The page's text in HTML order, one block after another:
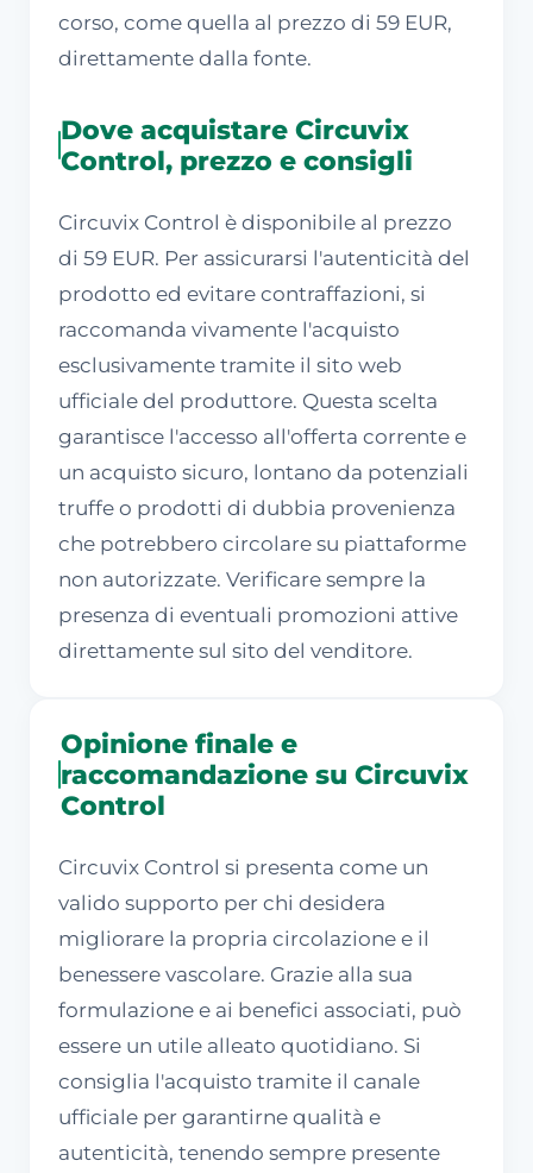
corso, come quella al prezzo di 59 EUR,
direttamente dalla fonte.
Dove acquistare Circuvix
Control, prezzo e consigli
Circuvix Control è disponibile al prezzo
di 59 EUR. Per assicurarsi l'autenticità del
prodotto ed evitare contraffazioni, si
raccomanda vivamente l'acquisto
esclusivamente tramite il sito web
ufficiale del produttore. Questa scelta
garantisce l'accesso all'offerta corrente e
un acquisto sicuro, lontano da potenziali
truffe o prodotti di dubbia provenienza
che potrebbero circolare su piattaforme
non autorizzate. Verificare sempre la
presenza di eventuali promozioni attive
direttamente sul sito del venditore.
Opinione finale e
raccomandazione su Circuvix
Control
Circuvix Control si presenta come un
valido supporto per chi desidera
migliorare la propria circolazione e il
benessere vascolare. Grazie alla sua
formulazione e ai benefici associati, può
essere un utile alleato quotidiano. Si
consiglia l'acquisto tramite il canale
ufficiale per garantirne qualità e
autenticità, tenendo sempre presente